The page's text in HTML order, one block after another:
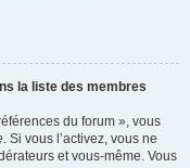
la liste des membres
du forum », vous
. Si vous l’activez, vous ne
et vous-même. Vous